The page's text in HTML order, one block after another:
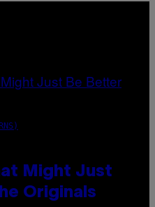
Might Just
Originals